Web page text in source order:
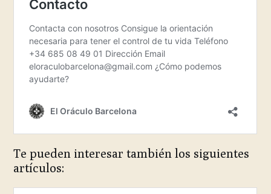
Te pueden interesar también los siguientes
artículos: